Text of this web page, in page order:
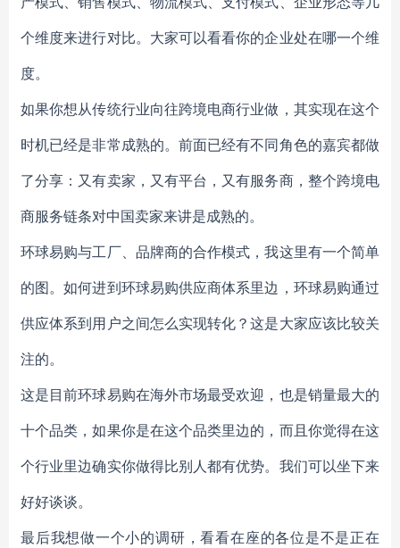
个维度来进行对比。大家可以看看你的企业处在哪一个维
度。
如果你想从传统行业向往跨境电商行业做，其实现在这个
时机已经是非常成熟的。前面已经有不同角色的嘉宾都做
了分享：又有卖家，又有平台，又有服务商，整个跨境电
商服务链条对中国卖家来讲是成熟的。
环球易购与工厂、品牌商的合作模式，我这里有一个简单
的图。如何进到环球易购供应商体系里边，环球易购通过
供应体系到用户之间怎么实现转化？这是大家应该比较关
注的。
这是目前环球易购在海外市场最受欢迎，也是销量最大的
十个品类，如果你是在这个品类里边的，而且你觉得在这
个行业里边确实你做得比别人都有优势。我们可以坐下来
好好谈谈。
最后我想做一个小的调研，看看在座的各位是不是正在